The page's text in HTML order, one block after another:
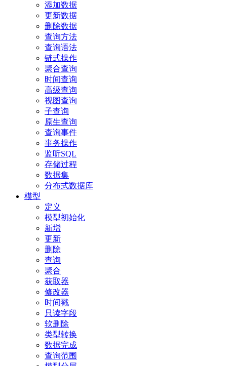
添加数据
更新数据
删除数据
查询方法
查询语法
链式操作
聚合查询
时间查询
高级查询
视图查询
子查询
原生查询
查询事件
事务操作
监听SQL
存储过程
数据集
分布式数据库
模型
定义
模型初始化
新增
更新
删除
查询
聚合
获取器
修改器
时间戳
只读字段
软删除
类型转换
数据完成
查询范围